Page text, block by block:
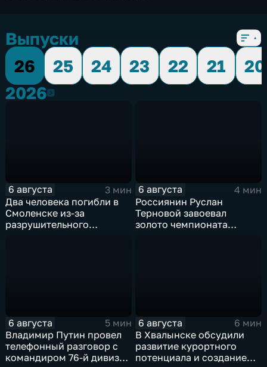
Выпуски
26
25 24 23 22 21
20
20262026
6 августа
3 мин
Два человека погибли в
Смоленске из-за
разрушительного
6 августа
4 мин
Россиянин Руслан
Терновой завоевал
золото чемпионата
6 августа
5 мин
Владимир Путин провел
телефонный разговор с
командиром 76-й дивизии
6 августа
6 мин
В Хвалынске обсудили
развитие курортного
потенциала и создание